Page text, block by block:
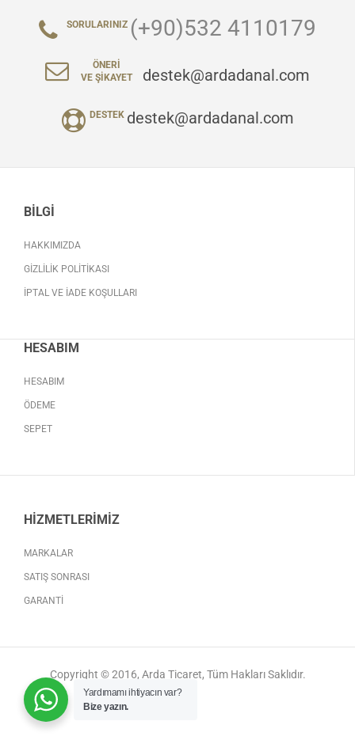
SORULARINIZ (+90)532 4110179
ÖNERI
VE ŞIKAYET
destek@ardadanal.com
DESTEK destek@ardadanal.com
BILGI
HAKKIMIZDA
GIZLILIK POLITIKASI
İPTAL VE İADE KOŞULLARI
HESABIM
HESABIM
ÖDEME
SEPET
HIZMETLERIMIZ
MARKALAR
SATIŞ SONRASI
GARANTI
Copyright © 2016, Arda Ticaret, Tüm Hakları Saklıdır.
Yardımamı ihtiyacın var?
Bize yazın.